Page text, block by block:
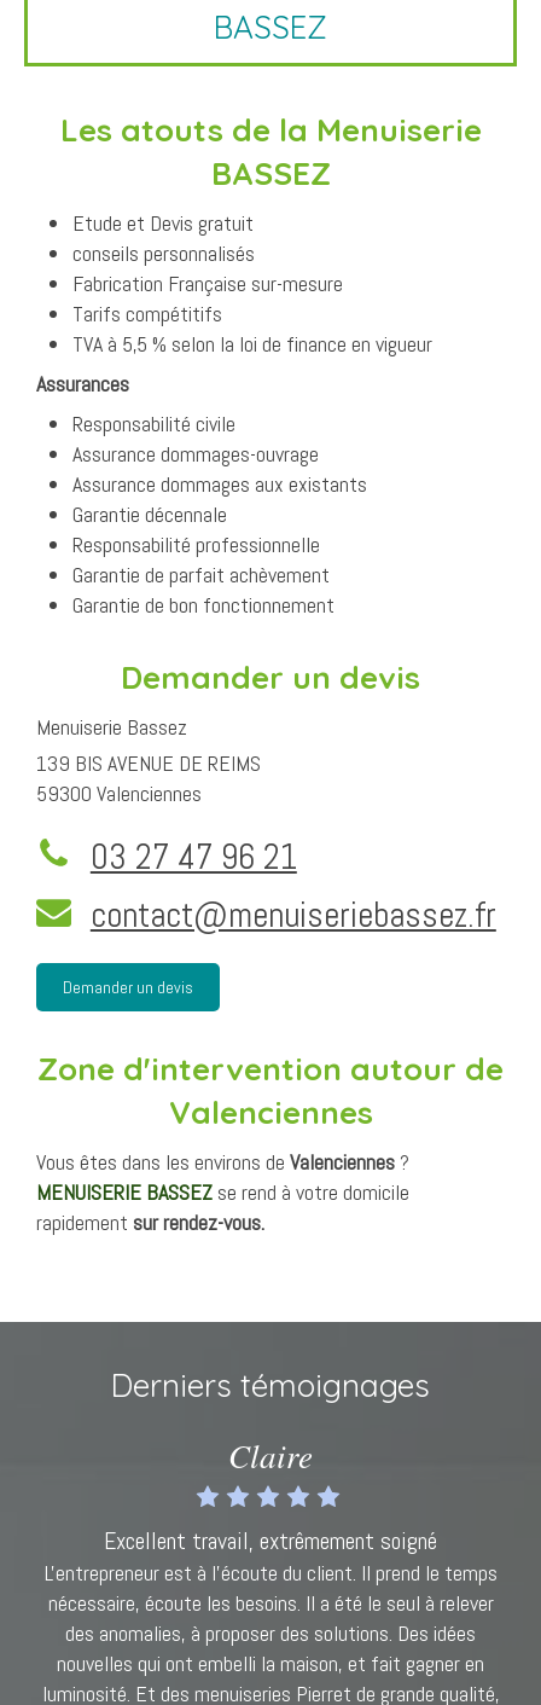
BASSEZ
Les atouts de la Menuiserie
BASSEZ
Etude et Devis gratuit
conseils personnalisés
Fabrication Française sur-mesure
Tarifs compétitifs
TVA à 5,5 % selon la loi de finance en vigueur
Assurances
Responsabilité civile
Assurance dommages-ouvrage
Assurance dommages aux existants
Garantie décennale
Responsabilité professionnelle
Garantie de parfait achèvement
Garantie de bon fonctionnement
Demander un devis
Menuiserie Bassez
139 BIS AVENUE DE REIMS
59300 Valenciennes
03 27 47 96 21
contact@menuiseriebassez.fr
Demander un devis
Zone d'intervention autour de
Valenciennes
Vous êtes dans les environs de Valenciennes ?
MENUISERIE BASSEZ se rend à votre domicile
rapidement sur rendez-vous.
Derniers témoignages
Claire
Excellent travail, extrêmement soigné
L'entrepreneur est à l'écoute du client. Il prend le temps
nécessaire, écoute les besoins. Il a été le seul à relever
des anomalies, à proposer des solutions. Des idées
nouvelles qui ont embelli la maison, et fait gagner en
luminosité. Et des menuiseries Pierret de grande qualité,